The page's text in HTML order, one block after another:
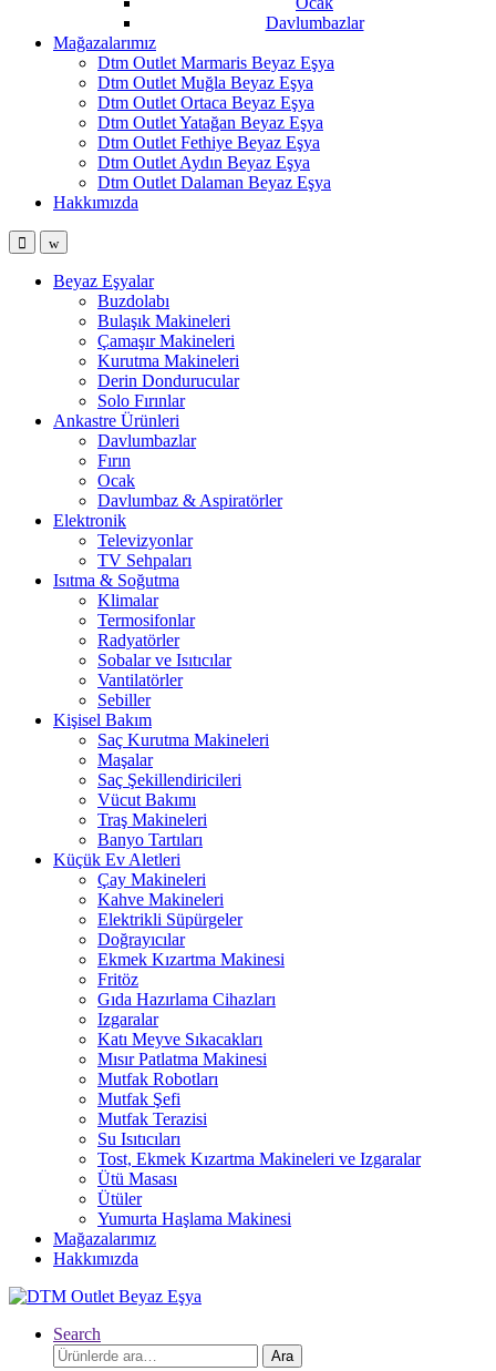
Davlumbazlar
Mağazalarımız
Dtm Outlet Marmaris Beyaz Eşya
Dtm Outlet Muğla Beyaz Eşya
Dtm Outlet Ortaca Beyaz Eşya
Dtm Outlet Yatağan Beyaz Eşya
Dtm Outlet Fethiye Beyaz Eşya
Dtm Outlet Aydın Beyaz Eşya
Dtm Outlet Dalaman Beyaz Eşya
Hakkımızda
OpenClose
Beyaz Eşyalar
Buzdolabı
Bulaşık Makineleri
Çamaşır Makineleri
Kurutma Makineleri
Derin Dondurucular
Solo Fırınlar
Ankastre Ürünleri
Davlumbazlar
Fırın
Ocak
Davlumbaz & Aspiratörler
Elektronik
Televizyonlar
TV Sehpaları
Isıtma & Soğutma
Klimalar
Termosifonlar
Radyatörler
Sobalar ve Isıtıcılar
Vantilatörler
Sebiller
Kişisel Bakım
Saç Kurutma Makineleri
Maşalar
Saç Şekillendiricileri
Vücut Bakımı
Traş Makineleri
Banyo Tartıları
Küçük Ev Aletleri
Çay Makineleri
Kahve Makineleri
Elektrikli Süpürgeler
Doğrayıcılar
Ekmek Kızartma Makinesi
Fritöz
Gıda Hazırlama Cihazları
Izgaralar
Katı Meyve Sıkacakları
Mısır Patlatma Makinesi
Mutfak Robotları
Mutfak Şefi
Mutfak Terazisi
Su Isıtıcıları
Tost, Ekmek Kızartma Makineleri ve Izgaralar
Ütü Masası
Ütüler
Yumurta Haşlama Makinesi
Mağazalarımız
Hakkımızda
Search
Ara:
Ara